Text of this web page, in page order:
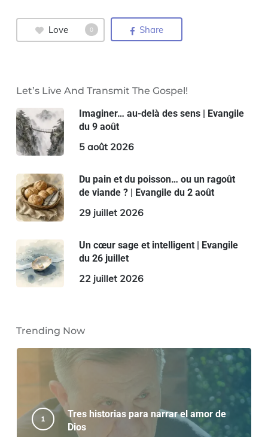
Love 0 Share
Let’s Live And Transmit The Gospel!
Imaginer… au-delà des sens | Evangile
du 9 août
5 août 2026
Du pain et du poisson… ou un ragoût
de viande ? | Evangile du 2 août
29 juillet 2026
Un cœur sage et intelligent | Evangile
du 26 juillet
22 juillet 2026
Trending Now
Tres historias para narrar el amor de
Dios